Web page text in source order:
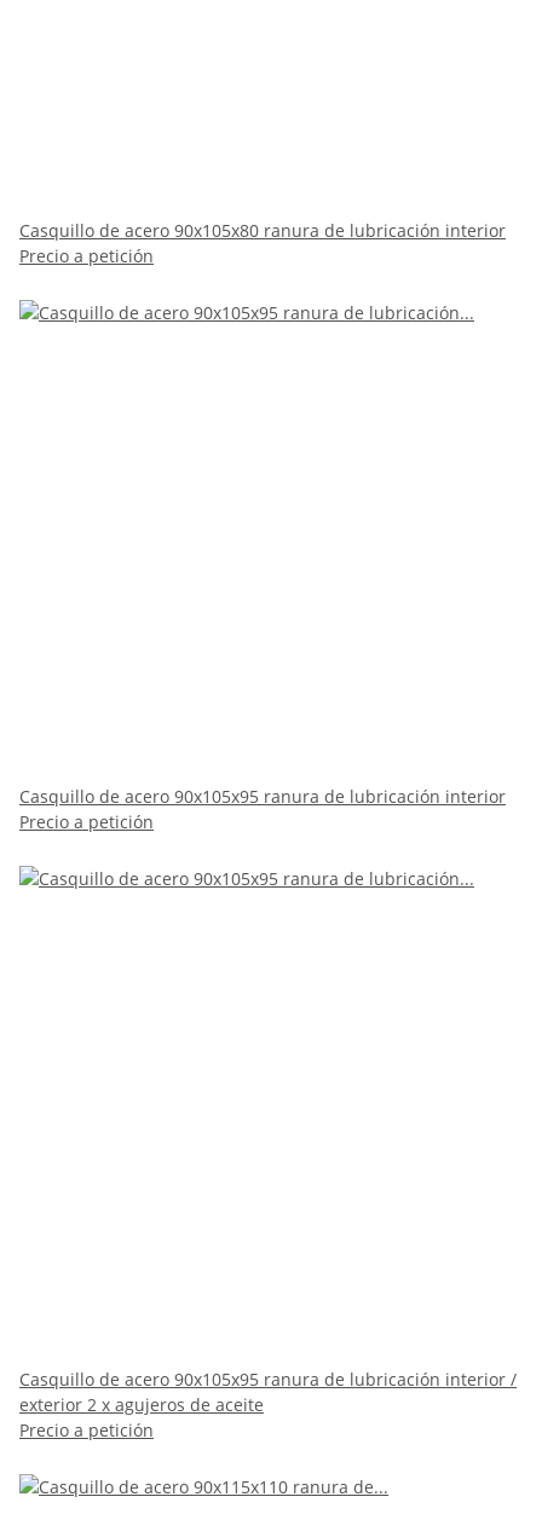
Casquillo de acero 90x105x80 ranura de lubricación interior
Precio a petición
Casquillo de acero 90x105x95 ranura de lubricación interior
Precio a petición
Casquillo de acero 90x105x95 ranura de lubricación interior /
exterior 2 x agujeros de aceite
Precio a petición